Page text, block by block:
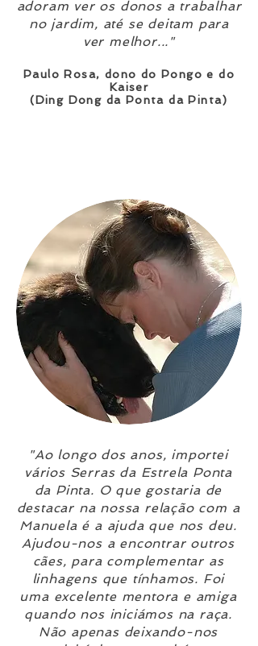
adoram ver os donos a trabalhar
no jardim, até se deitam para
ver melhor..."
Paulo Rosa, dono do Pongo e do
Kaiser
(Ding Dong da Ponta da Pinta)
"Ao longo dos anos, importei
vários Serras da Estrela Ponta
da Pinta. O que gostaria de
destacar na nossa relação com a
Manuela é a ajuda que nos deu.
Ajudou-nos a encontrar outros
cães, para complementar as
linhagens que tínhamos. Foi
uma excelente mentora e amiga
quando nos iniciámos na raça.
Não apenas deixando-nos